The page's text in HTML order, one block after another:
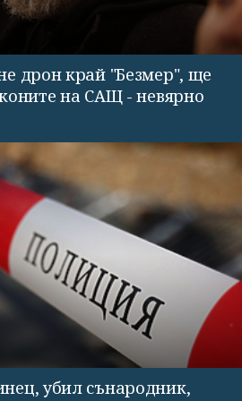
дрон край "Безмер", ще
на САЩ - невярно
убил сънародник,